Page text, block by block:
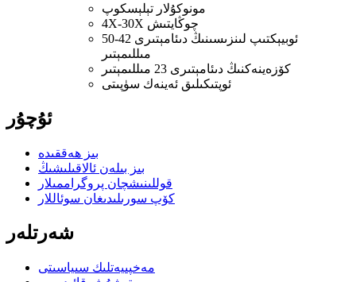
مونوكۇلار تېلېسكوپ
4X-30X چوڭايتىش
ئوبيېكتىپ لىنزىسىنىڭ دىئامېتىرى 42-50
مىللىمېتىر
كۆزەينەكنىڭ دىئامېتىرى 23 مىللىمېتىر
ئوپتىكىلىق ئەينەك سۈپىتى
ئۇچۇر
بىز ھەققىدە
بىز بىلەن ئالاقىلىشىڭ
قوللىنىشچان پروگراممىلار
كۆپ سورىلىدىغان سوئاللار
شەرتلەر
مەخپىيەتلىك سىياسىتى